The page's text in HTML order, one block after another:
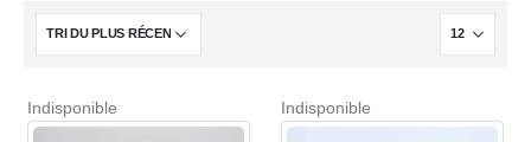
Indisponible Indisponible